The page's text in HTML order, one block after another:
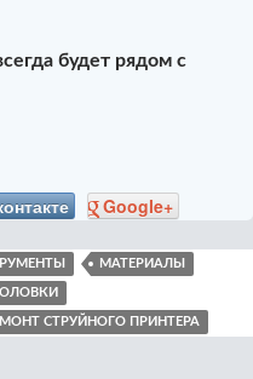
будет рядом с
Google+
МАТЕРИАЛЫ
СТРУЙНОГО ПРИНТЕРА